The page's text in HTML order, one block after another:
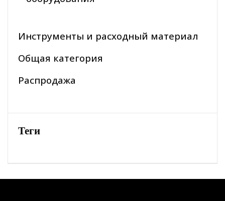
Инструменты и расходный материал
Общая категория
Распродажа
Теги